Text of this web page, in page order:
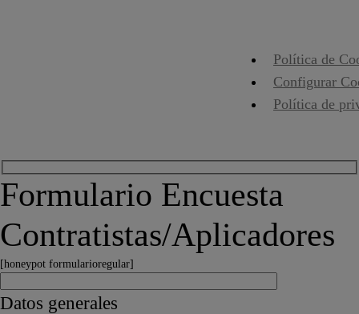
Política de
Configurar
Política de
Formulario Encuesta
Contratistas/Aplicadores
[honeypot formularioregular]
Datos generales